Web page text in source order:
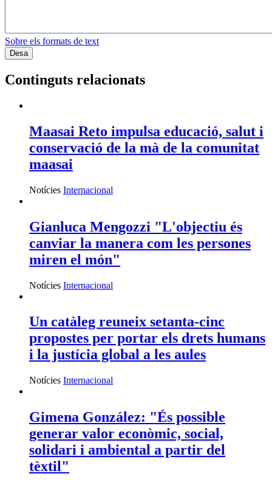
Sobre els formats de text
Continguts relacionats
Maasai Reto impulsa educació, salut i
conservació de la mà de la comunitat
maasai
Notícies Internacional
Gianluca Mengozzi "L'objectiu és
canviar la manera com les persones
miren el món"
Notícies Internacional
Un catàleg reuneix setanta-cinc
propostes per portar els drets humans
i la justícia global a les aules
Notícies Internacional
Gimena González: "És possible
generar valor econòmic, social,
solidari i ambiental a partir del
tèxtil"